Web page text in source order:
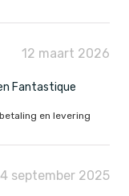
12 maart 2026
Fantastique
en levering
september 2025